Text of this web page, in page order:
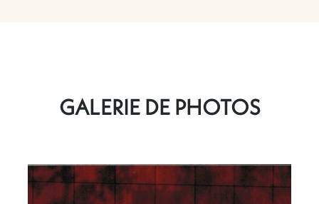
GALERIE DE PHOTOS